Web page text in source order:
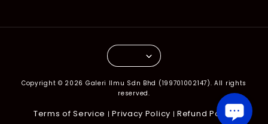
Copyright © 2026 Galeri Ilmu Sdn Bhd (199701002147). All rights
reserved.
Terms of Service |Privacy Policy |Refund Policy